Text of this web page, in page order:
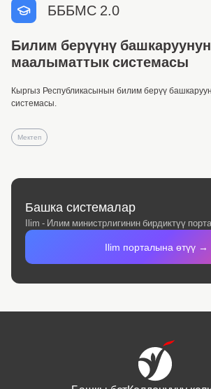
БББМС 2.0
Билим берүүнү башкаруунун
маалыматтык системасы
Кыргыз Республикасынын билим берүү
системасы.
Мектеп
Башка системалар
Ilim - Илим министрлигинин бирдиктүү
Ilim порталына өтүү →